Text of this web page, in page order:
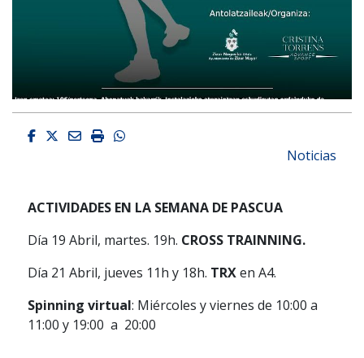
Facebook
Twitter
EmailImprimirWhatsapp
Noticias
ACTIVIDADES EN LA SEMANA DE PASCUA
Día 19 Abril, martes. 19h. CROSS TRAINNING.
Día 21 Abril, jueves 11h y 18h. TRXen A4.
Spinning virtual: Miércoles y viernes de 10:00 a
11:00 y 19:00 a 20:00